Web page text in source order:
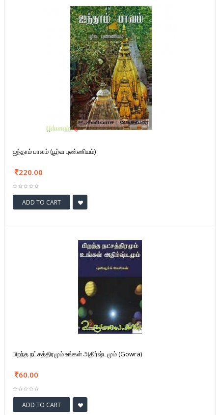
ஐந்தாம் பாவம் (பூர்வ புண்ணியம்)
220.00
ADD TO CART
பிறந்த நட்சத்திரமும் உங்கள் அதிர்ஷ்டமும் (Gowra)
60.00
ADD TO CART